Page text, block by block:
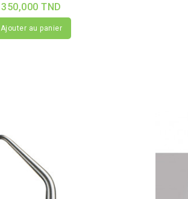
350,000 TND
Ajouter au panier